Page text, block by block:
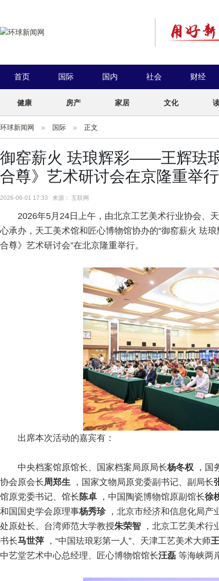
首页 国际 国内 社会 财经
健康 房产 家居 文化
环球新闻网 国际 正文
御窑薪火 珐琅辉彩——王辉珐
合尊》艺术研讨会在京隆重举行
2026-06-01 17:33 来源： 互联网
2026年5月24日上午，由北京工艺美术行业协会、
心承办，天工美术馆和匠心博物馆协办的“御窑薪火
合尊》艺术研讨会”在北京隆重举行。
出席本次活动的嘉宾有：
中央档案馆原馆长、国家档案局原局长杨冬权 ，国
协会原会长周郑生 ，国家文物局原党委副书记、副局长
馆原党委书记、馆长 陈卓 ，中国陶瓷博物馆原副馆长徐
和国国史学会原理事杨秀珍，北京市经济和信息化局产
处原处长、台湾师范大学教授朱荣智 ，北京工艺美术行
书长马世萍 ，“中国珐琅彩第一人”、天津工艺美术大师
中艺堂艺术中心总经理、匠心博物馆馆长汪磊 等海峡两